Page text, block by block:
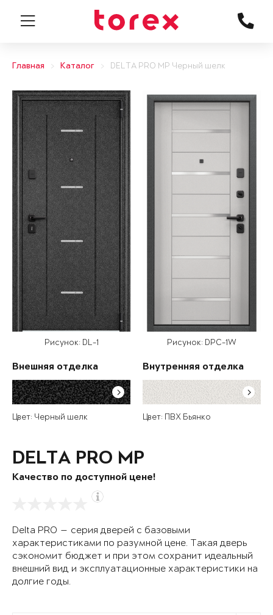
Главная Каталог DELTA PRO MP Черный шелк
Рисунок: DL-1
Внешняя отделка
Цвет: Черный шелк
Рисунок: DPC-1W
Внутренняя отделка
Цвет: ПВХ Бьянко
DELTA PRO MP
Качество по доступной цене!
Delta PRO — серия дверей с базовыми
характеристиками по разумной цене. Такая дверь
сэкономит бюджет и при этом сохранит идеальный
внешний вид и эксплуатационные характеристики на
долгие годы.